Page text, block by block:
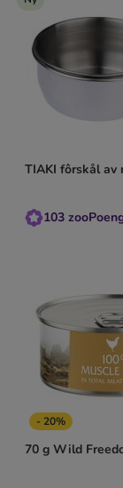
TIAKI fôrskål av
103
- 20%
70 g Wild